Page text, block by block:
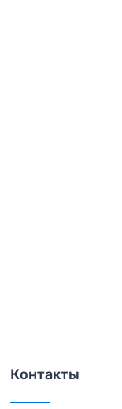
Контакты